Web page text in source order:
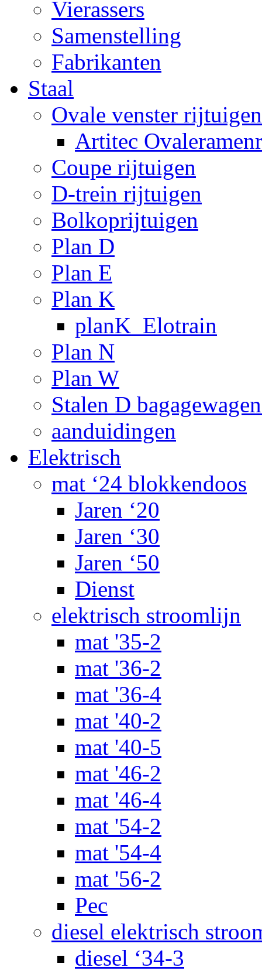
Vierassers
Samenstelling
Fabrikanten
Staal
Ovale venster rijtuigen
Artitec
Coupe rijtuigen
D-trein rijtuigen
Bolkoprijtuigen
Plan D
Plan E
Plan K
planK_Elotrain
Plan N
Plan W
Stalen D
aanduidingen
Elektrisch
mat ‘24 blokkendoos
Jaren ‘20
Jaren ‘30
Jaren ‘50
Dienst
elektrisch stroomlijn
mat '35-2
mat '36-2
mat '36-4
mat '40-2
mat '40-5
mat '46-2
mat '46-4
mat '54-2
mat '54-4
mat '56-2
Pec
diesel elektrisch
diesel ‘34-3